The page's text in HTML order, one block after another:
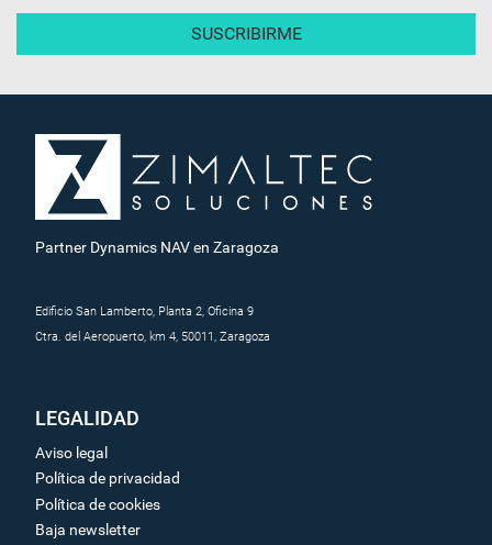
Partner Dynamics NAV en Zaragoza
Edificio San Lamberto, Planta 2, Oficina 9
Ctra. del Aeropuerto, km 4, 50011, Zaragoza
LEGALIDAD
Aviso legal
Política de privacidad
Política de cookies
Baja newsletter